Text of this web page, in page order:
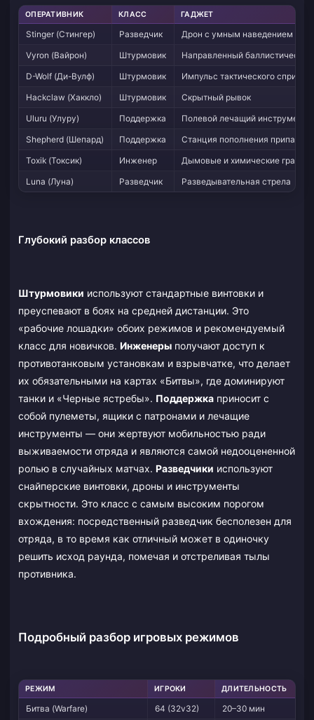
ОПЕРАТИВНИК КЛАСС ГАДЖЕТ
Stinger (Стингер) Разведчик
Дрон с умным наведением
Vyron (Вайрон)
Штурмовик
Направленный
D-Wolf (Ди-Вулф)
Штурмовик
Импульс тактического спринта
Hackclaw (Хаккло)
Штурмовик
Скрытный рывок
Uluru (Улуру)
Поддержка
Полевой лечащий инструмент
Shepherd (Шепард)
Поддержка
Станция пополнения припасов
Toxik (Токсик)
Инженер
Дымовые и химические
Luna (Луна)
Разведчик Разведывательная стрела
Глубокий разбор классов
Штурмовики используют стандартные винтовки и
преуспевают в боях на средней дистанции. Это
«рабочие лошадки» обоих режимов и рекомендуемый
класс для новичков. Инженеры получают доступ к
противотанковым установкам и взрывчатке, что делает
их обязательными на картах «Битвы», где доминируют
танки и «Черные ястребы». Поддержка приносит с
собой пулеметы, ящики с патронами и лечащие
инструменты — они жертвуют мобильностью ради
выживаемости отряда и являются самой недооцененной
ролью в случайных матчах. Разведчики используют
снайперские винтовки, дроны и инструменты
скрытности. Это класс с самым высоким порогом
вхождения: посредственный разведчик бесполезен для
отряда, в то время как отличный может в одиночку
решить исход раунда, помечая и отстреливая тылы
противника.
Подробный разбор игровых режимов
РЕЖИМ ИГРОКИ ДЛИТЕЛЬНОСТЬ
Битва (Warfare) 64 (32v32) 20–30 мин